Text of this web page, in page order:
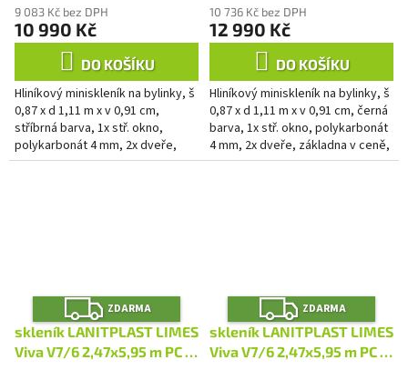
9 083 Kč bez DPH
10 990 Kč
DO KOŠÍKU
Hliníkový miniskleník na bylinky, š
0,87 x d 1,11 m x v 0,91 cm,
stříbrná barva, 1x stř. okno,
polykarbonát 4 mm, 2x dveře,
základna v ceně, plocha 0,96 m2.
10 736 Kč bez DPH
12 990 Kč
DO KOŠÍKU
Hliníkový miniskleník na bylinky, š
0,87 x d 1,11 m x v 0,91 cm, černá
barva, 1x stř. okno, polykarbonát
4 mm, 2x dveře, základna v ceně,
plocha 0,96 m2.
Z
D
A
R
M
ZDARMA
skleník LANITPLAST LIMES
Viva V7/6 2,47x5,95 m PC 6
Z
D
A
R
M
ZDARMA
skleník LANITPLAST LIMES
Viva V7/6 2,47x5,95 m PC 4